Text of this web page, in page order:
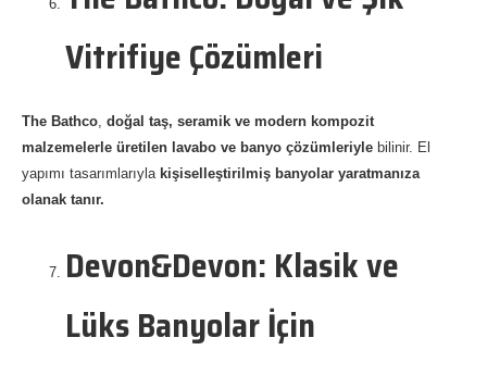
Vitrifiye Çözümleri
The Bathco, doğal taş, seramik ve modern kompozit
malzemelerle üretilen lavabo ve banyo çözümleriyle bilinir. El
yapımı tasarımlarıyla kişiselleştirilmiş banyolar yaratmanıza
olanak tanır.
Devon&Devon: Klasik ve
Lüks Banyolar İçin